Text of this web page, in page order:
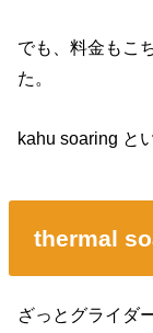
でも、料金もこ
た。
kahu soaring と
thermal
ざっとグライダ